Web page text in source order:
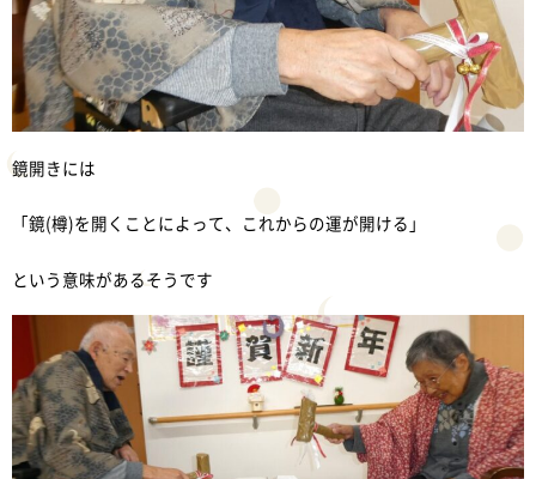
鏡開きには
「鏡(樽)を開くことによって、これからの運が開ける」
という意味があるそうです